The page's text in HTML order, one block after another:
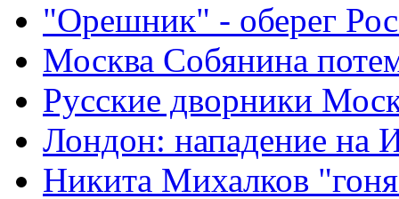
"Орешник" - оберег
Москва Собянина
Русские дворники
Лондон: нападение на
Никита Михалков